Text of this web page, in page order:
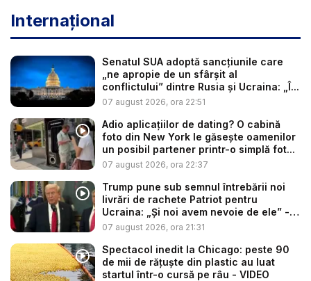
Internațional
Senatul SUA adoptă sancțiunile care
„ne apropie de un sfârșit al
conflictului” dintre Rusia și Ucraina: „Î...
07 august 2026, ora 22:51
Adio aplicațiilor de dating? O cabină
foto din New York le găsește oamenilor
un posibil partener printr-o simplă fot...
07 august 2026, ora 22:37
Trump pune sub semnul întrebării noi
livrări de rachete Patriot pentru
Ucraina: „Și noi avem nevoie de ele” -
V...
07 august 2026, ora 21:31
Spectacol inedit la Chicago: peste 90
de mii de rățuște din plastic au luat
startul într-o cursă pe râu - VIDEO